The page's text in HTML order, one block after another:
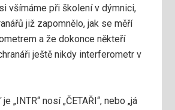
všímáme při školení v dýmnici,
již zapomnělo, jak se měří
a že dokonce někteří
ještě nikdy interferometr v
„INTR“ nosí „ČETAŘI“, nebo „já